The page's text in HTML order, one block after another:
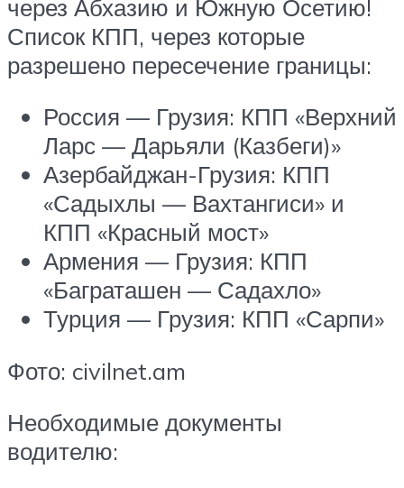
через Абхазию и Южную Осетию!
Список КПП, через которые
разрешено пересечение границы:
Россия — Грузия: КПП «Верхний
Ларс — Дарьяли (Казбеги)»
Азербайджан-Грузия: КПП
«Садыхлы — Вахтангиси» и
КПП «Красный мост»
Армения — Грузия: КПП
«Баграташен — Садахло»
Турция — Грузия: КПП «Сарпи»
Фото: civilnet.am
Необходимые документы
водителю: